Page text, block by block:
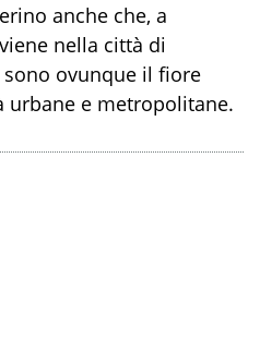
anche che, a
nella città di
ovunque il fiore
e metropolitane.